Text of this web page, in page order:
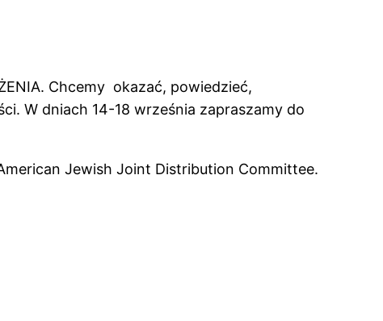
Chcemy okazać, powiedzieć,
W dniach 14-18 września zapraszamy do
Jewish Joint Distribution Committee.